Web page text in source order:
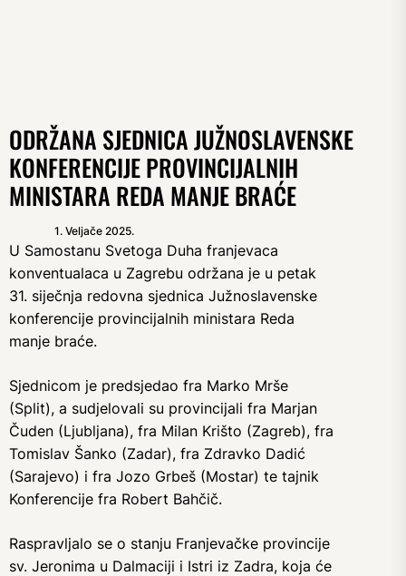
ODRŽANA SJEDNICA JUŽNOSLAVENSKE
KONFERENCIJE PROVINCIJALNIH
MINISTARA REDA MANJE BRAĆE
1. Veljače 2025.
U Samostanu Svetoga Duha franjevaca
konventualaca u Zagrebu održana je u petak
31. siječnja redovna sjednica Južnoslavenske
konferencije provincijalnih ministara Reda
manje braće.
Sjednicom je predsjedao fra Marko Mrše
(Split), a sudjelovali su provincijali fra Marjan
Čuden (Ljubljana), fra Milan Krišto (Zagreb), fra
Tomislav Šanko (Zadar), fra Zdravko Dadić
(Sarajevo) i fra Jozo Grbeš (Mostar) te tajnik
Konferencije fra Robert Bahčič.
Raspravljalo se o stanju Franjevačke provincije
sv. Jeronima u Dalmaciji i Istri iz Zadra, koja će